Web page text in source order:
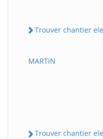
Trouver chantier
MARTiN
Trouver chantier